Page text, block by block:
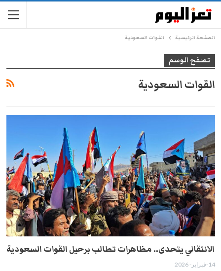
الصفحة الرئيسية القوات السعودية
تصفح الوسم
القوات السعودية
الانتقالي يتحدى.. مظاهرات تطالب برحيل القوات السعودية
14-فبراير- 2026